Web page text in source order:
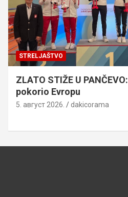
STRELJAŠTVO
ZLATO STIŽE U
pokorio Evropu
5. август 2026. dakicorama